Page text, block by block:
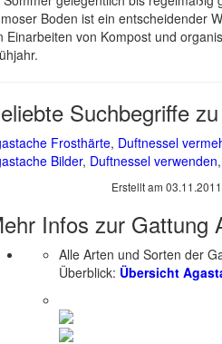
Boden ist ein entscheidender
Einarbeiten von Kompost und
Suchbegriffe
Frosthärte, Duftnessel
Bilder, Duftnessel verwenden,
Erstellt am 03.11.2011
Infos zur Gattung
Alle Arten und Sorten der
Überblick: Übersicht